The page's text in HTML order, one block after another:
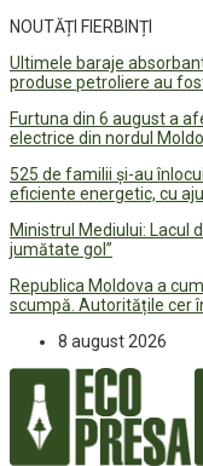
NOUTĂȚI FIERBINȚI
Ultimele baraje
produse petroliere au
Furtuna din 6 august a
electrice din nordul
525 de familii și-au
eficiente energetic, cu
Ministrul Mediului: Lacul
jumătate gol”
Republica Moldova a
scumpă. Autoritățile cer
8 august 2026